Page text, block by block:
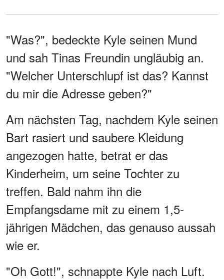
"Was?", bedeckte Kyle seinen Mund
und sah Tinas Freundin ungläubig an.
"Welcher Unterschlupf ist das? Kannst
du mir die Adresse geben?"
Am nächsten Tag, nachdem Kyle seinen
Bart rasiert und saubere Kleidung
angezogen hatte, betrat er das
Kinderheim, um seine Tochter zu
treffen. Bald nahm ihn die
Empfangsdame mit zu einem 1,5-
jährigen Mädchen, das genauso aussah
wie er.
"Oh Gott!", schnappte Kyle nach Luft.